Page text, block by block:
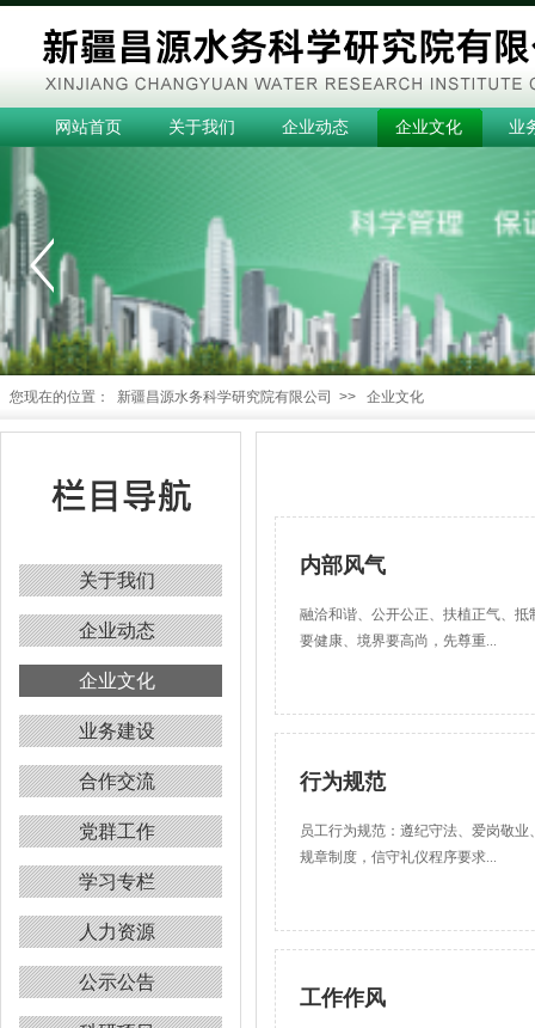
网站首页 关于我们 企业动态 企业文化 业
您现在的位置： 新疆昌源水务科学研究院有限公司 >> 企业文化
关于我们
企业动态
企业文化
业务建设
合作交流
党群工作
学习专栏
人力资源
公示公告
内部风气
融洽和谐、公开公正、扶植正气、
要健康、境界要高尚，先尊重...
行为规范
员工行为规范：遵纪守法、爱岗敬
规章制度，信守礼仪程序要求...
工作作风